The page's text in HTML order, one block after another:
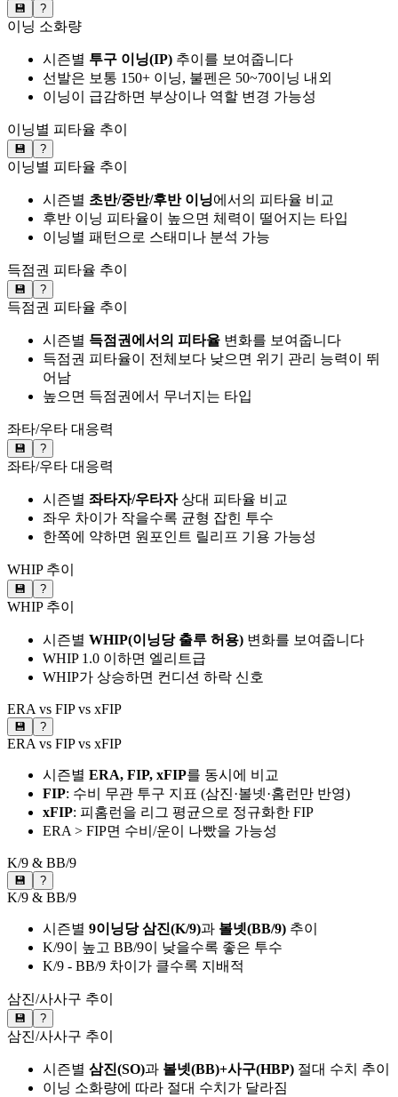
💾 ?
이닝 소화량
시즌별 투구 이닝(IP) 추이를 보여줍니다
선발은 보통 150+ 이닝, 불펜은 50~70이닝 내외
이닝이 급감하면 부상이나 역할 변경 가능성
이닝별 피타율 추이
💾 ?
이닝별 피타율 추이
시즌별 초반/중반/후반 이닝에서의 피타율 비교
후반 이닝 피타율이 높으면 체력이 떨어지는 타입
이닝별 패턴으로 스태미나 분석 가능
득점권 피타율 추이
💾 ?
득점권 피타율 추이
시즌별 득점권에서의 피타율 변화를 보여줍니다
득점권 피타율이 전체보다 낮으면 위기 관리 능력이 뛰
어남
높으면 득점권에서 무너지는 타입
좌타/우타 대응력
💾 ?
좌타/우타 대응력
시즌별 좌타자/우타자상대 피타율 비교
좌우 차이가 작을수록 균형 잡힌 투수
한쪽에 약하면 원포인트 릴리프 기용 가능성
WHIP 추이
💾 ?
WHIP 추이
시즌별 WHIP(이닝당 출루 허용) 변화를 보여줍니다
WHIP 1.0 이하면 엘리트급
WHIP가 상승하면 컨디션 하락 신호
ERA vs FIP vs xFIP
💾 ?
ERA vs FIP vs xFIP
시즌별 ERA, FIP, xFIP를 동시에 비교
FIP: 수비 무관 투구 지표 (삼진·볼넷·홈런만 반영)
xFIP: 피홈런을 리그 평균으로 정규화한 FIP
ERA > FIP면 수비/운이 나빴을 가능성
K/9 & BB/9
💾 ?
K/9 & BB/9
시즌별 9이닝당 삼진(K/9)과 볼넷(BB/9) 추이
K/9이 높고 BB/9이 낮을수록 좋은 투수
K/9 - BB/9 차이가 클수록 지배적
삼진/사사구 추이
💾 ?
삼진/사사구 추이
시즌별 삼진(SO)과 볼넷(BB)+사구(HBP) 절대 수치 추이
이닝 소화량에 따라 절대 수치가 달라짐